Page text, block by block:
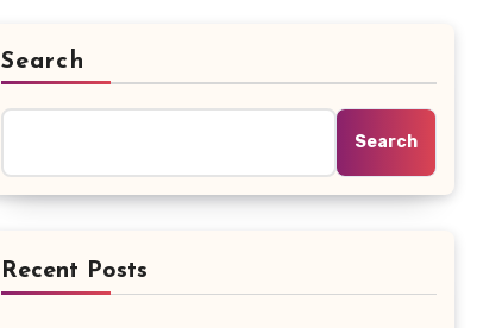
Search
Search
Recent Posts